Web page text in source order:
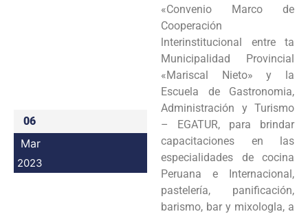
Programas
Intranet
06
Mar
2023
«Convenio Marco de
Cooperación
lnterinstitucional entre ta
Municipalidad Provincial
«Mariscal Nieto» y la
Escuela de Gastronomia,
Administración y Turismo
– EGATUR, para brindar
capacitaciones en las
especialidades de cocina
Peruana e Internacional,
pastelería, panificación,
barismo, bar y mixologla, a